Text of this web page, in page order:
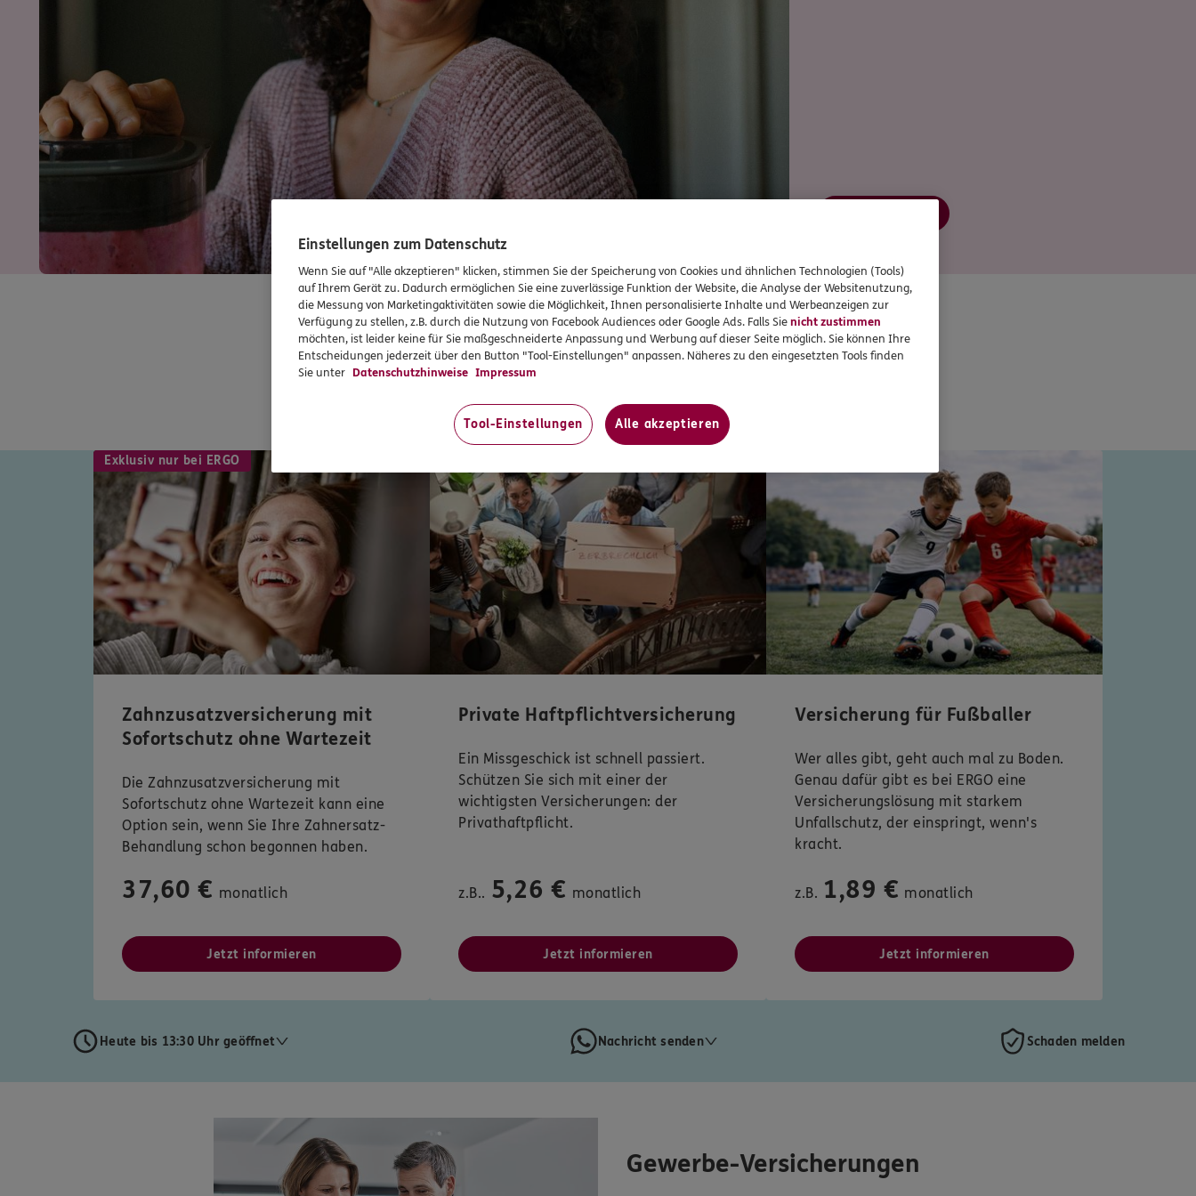
Versicherungen und Vorsorge
Unsere beliebtesten Produkte
Exklusiv nur bei ERGO
Zahnzusatzversicherung mit
Sofortschutz ohne Wartezeit
Die Zahnzusatzversicherung mit
Sofortschutz ohne Wartezeit kann eine
Option sein, wenn Sie Ihre Zahnersatz-
Behandlung schon begonnen haben.
37,60 € monatlich
Jetzt informieren
Private Haftpflichtversicherung
Ein Missgeschick ist schnell passiert.
Schützen Sie sich mit einer der
wichtigsten Versicherungen: der
Privathaftpflicht.
z.B.. 5,26 € monatlich
Jetzt informieren
Versicherung für Fußballer
Wer alles gibt, geht auch mal zu Boden.
Genau dafür gibt es bei ERGO eine
Versicherungslösung mit starkem
Unfallschutz, der einspringt, wenn's
kracht.
z.B. 1,89 € monatlich
Jetzt informieren
Heute bis 13:30 Uhr geöffnet Nachricht senden Schaden melden
Gewerbe-Versicherungen
Einstellungen zum Datenschutz
Wenn Sie auf "Alle akzeptieren" klicken, stimmen Sie der Speicherung von Cookies und ähnlichen Technologien (Tools)
auf Ihrem Gerät zu. Dadurch ermöglichen Sie eine zuverlässige Funktion der Website, die Analyse der Websitenutzung,
die Messung von Marketingaktivitäten sowie die Möglichkeit, Ihnen personalisierte Inhalte und Werbeanzeigen zur
Verfügung zu stellen, z.B. durch die Nutzung von Facebook Audiences oder Google Ads. Falls Sienicht zustimmen
möchten, ist leider keine für Sie maßgeschneiderte Anpassung und Werbung auf dieser Seite möglich. Sie können Ihre
Entscheidungen jederzeit über den Button "Tool-Einstellungen" anpassen. Näheres zu den eingesetzten Tools finden
Sie unter Datenschutzhinweise Impressum
Tool-Einstellungen Alle akzeptieren